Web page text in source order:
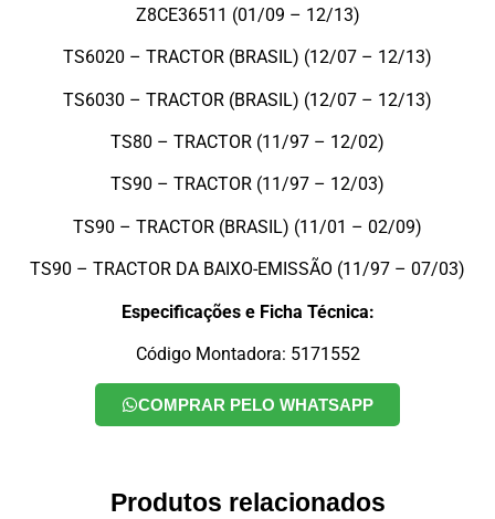
Z8CE36511 (01/09 – 12/13)
TS6020 – TRACTOR (BRASIL) (12/07 – 12/13)
TS6030 – TRACTOR (BRASIL) (12/07 – 12/13)
TS80 – TRACTOR (11/97 – 12/02)
TS90 – TRACTOR (11/97 – 12/03)
TS90 – TRACTOR (BRASIL) (11/01 – 02/09)
TS90 – TRACTOR DA BAIXO-EMISSÃO (11/97 – 07/03)
Especificações e Ficha Técnica:
Código Montadora: 5171552
COMPRAR PELO WHATSAPP
Produtos relacionados